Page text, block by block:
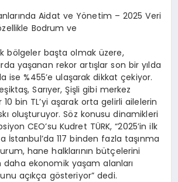
Aidat ve Yönetim – 2025 Veri
Bodrum ve
bölgeler başta olmak üzere,
yaşanan rekor artışlar son bir yılda
ise %455’e ulaşarak dikkat çekiyor.
Sarıyer, Şişli gibi merkez
bin TL’yi aşarak orta gelirli ailelerin
oluşturuyor. Söz konusu dinamikleri
CEO’su Kudret TÜRK, “2025’in ilk
İstanbul’da 117 binden fazla taşınma
hane halklarının bütçelerini
ekonomik yaşam alanları
açıkça gösteriyor” dedi.